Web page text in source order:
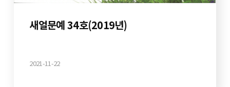
새얼문예 34호(2019년)
2021-11-22